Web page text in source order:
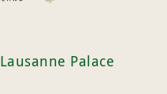
Lausanne Palace